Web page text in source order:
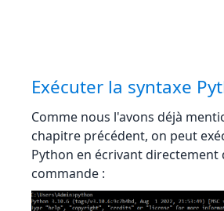
Exécuter la syntaxe
Comme nous l'avons déjà
chapitre précédent, on peut
Python en écrivant directement
commande :